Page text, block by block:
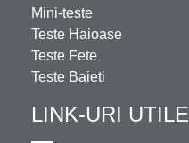
Mini-teste
Teste Haioase
Teste Fete
Teste Baieti
LINK-URI UTILE